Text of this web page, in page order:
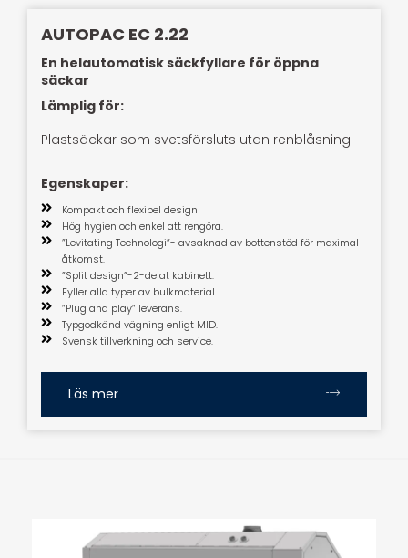
AUTOPAC EC 2.22
En helautomatisk säckfyllare för öppna
säckar
Lämplig för:
Plastsäckar som svetsförsluts utan renblåsning.
Egenskaper:
Kompakt och flexibel design
Hög hygien och enkel att rengöra.
”Levitating Technologi”- avsaknad av bottenstöd för maximal
åtkomst.
”Split design”-2-delat kabinett.
Fyller alla typer av bulkmaterial.
”Plug and play” leverans.
Typgodkänd vägning enligt MID.
Svensk tillverkning och service.
Läs mer